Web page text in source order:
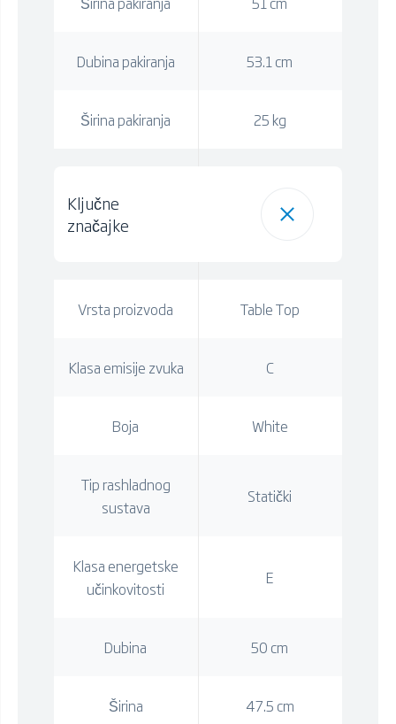
Dubina pakiranja 53.1 cm
Širina pakiranja 25 kg
Ključne
značajke
Vrsta proizvoda Table Top
Klasa emisije zvuka C
Boja White
Tip rashladnog
sustava
Statički
Klasa energetske
učinkovitosti
E
Dubina 50 cm
Širina 47.5 cm